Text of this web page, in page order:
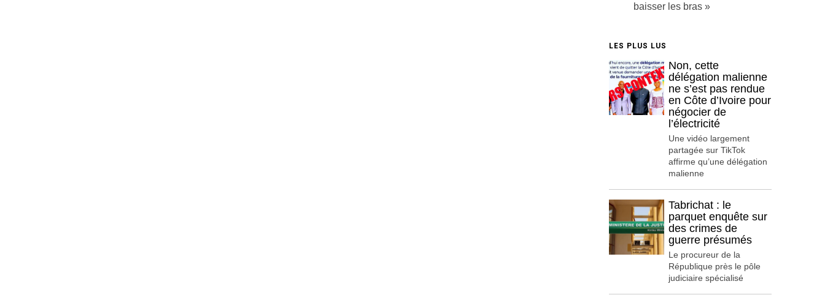
baisser les bras »
LES PLUS LUS
Non, cette
délégation malienne
ne s’est pas rendue
en Côte d’Ivoire pour
négocier de
l’électricité
Une vidéo largement
partagée sur TikTok
affirme qu’une délégation
malienne
Tabrichat : le
parquet enquête sur
des crimes de
guerre présumés
Le procureur de la
République près le pôle
judiciaire spécialisé